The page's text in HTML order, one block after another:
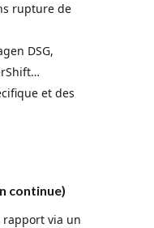
rupture de
DSG,
et des
continue)
rapport via un